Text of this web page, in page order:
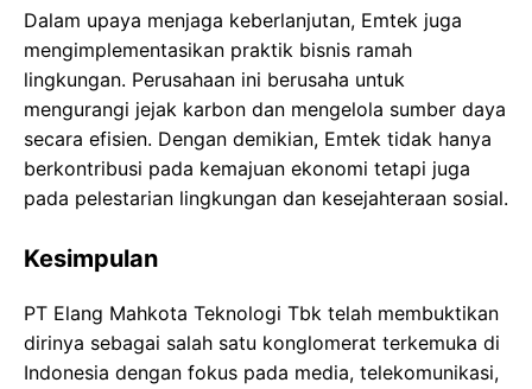
Dalam upaya menjaga keberlanjutan, Emtek juga
mengimplementasikan praktik bisnis ramah
lingkungan. Perusahaan ini berusaha untuk
mengurangi jejak karbon dan mengelola sumber daya
secara efisien. Dengan demikian, Emtek tidak hanya
berkontribusi pada kemajuan ekonomi tetapi juga
pada pelestarian lingkungan dan kesejahteraan sosial.
Kesimpulan
PT Elang Mahkota Teknologi Tbk telah membuktikan
dirinya sebagai salah satu konglomerat terkemuka di
Indonesia dengan fokus pada media, telekomunikasi,